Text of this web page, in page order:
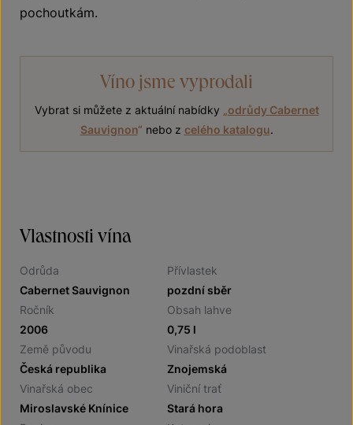
pochoutkám.
Víno jsme vyprodali
Vybrat si můžete z aktuální nabídky
odrůdy Cabernet
Sauvignon“ nebo z celého katalogu.
Vlastnosti vína
Odrůda
Cabernet Sauvignon
Přívlastek
pozdní sběr
Ročník
2006
Obsah lahve
0,75 l
Země původu
Česká republika
Vinařská podoblast
Znojemská
Vinařská obec
Miroslavské Knínice
Viniční trať
Stará hora